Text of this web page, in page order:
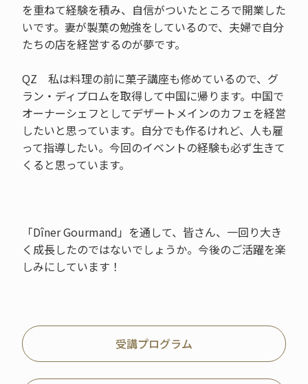
を重ねて経験を積み、自信がついたところで開業した
いです。妻が製菓の勉強をしているので、夫婦で自分
たちの店を経営するのが夢です。
QZ 私は料理の前に菓子講座も修めているので、グ
ラン・ディプロムを取得して中国に帰ります。中国で
オーナーシェフとしてデザートメインのカフェを経営
したいと思っています。自分でも作るけれど、人も雇
って指導したい。今回のイベントの経験も必ず生きて
くると思っています。
「Dîner Gourmand」を通して、皆さん、一回り大き
く成長したのではないでしょうか。今後のご活躍を楽
しみにしています！
受講プログラム